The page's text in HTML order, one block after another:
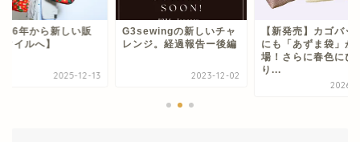
の新しいチャ
ジ。経過報告ー後編
2023-12-02
【新発売】カゴバッグ小
にも「あずま袋」が登
【2026年から新し
売スタイルへ】